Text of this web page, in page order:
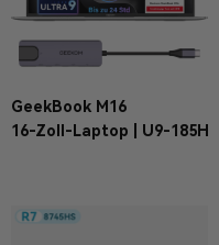
GeekBook M16
16-Zoll-Laptop | U9-185H